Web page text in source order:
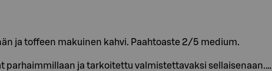
ja toffeen makuinen kahvi. Paahtoaste 2/5 medium.
parhaimmillaan ja tarkoitettu valmistettavaksi sellaisenaan.…